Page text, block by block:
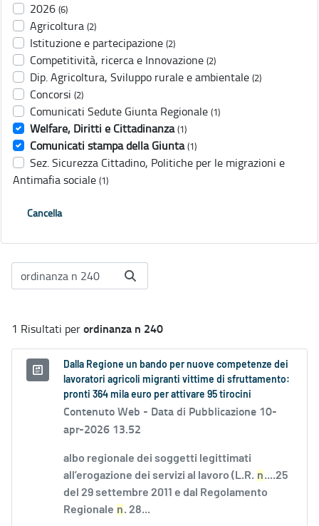
2026 (6)
Agricoltura (2)
Istituzione e partecipazione (2)
Competitività, ricerca e Innovazione (2)
Dip. Agricoltura, Sviluppo rurale e ambientale (2)
Concorsi (2)
Comunicati Sedute Giunta Regionale (1)
Welfare, Diritti e Cittadinanza (1)
Comunicati stampa della Giunta (1)
Sez. Sicurezza Cittadino, Politiche per le migrazioni e
Antimafia sociale (1)
Cancella
1 Risultati perordinanza n 240
Dalla Regione un bando per nuove competenze dei
lavoratori agricoli migranti vittime di sfruttamento:
pronti 364 mila euro per attivare 95 tirocini
Contenuto Web - Data di Pubblicazione 10-
apr-2026 13.52
albo regionale dei soggetti legittimati
all’erogazione dei servizi al lavoro (L.R. n....25
del 29 settembre 2011 e dal Regolamento
Regionale n. 28...